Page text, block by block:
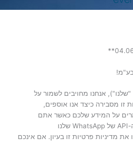
אנחנו מחויבים לשמור על
זו מסבירה כיצד אנו אוספים,
על המידע שלכם כאשר אתם
משתמשים באפליקציית ה-API של WhatsApp שלנו
מדיניות פרטיות זו בעיון. אם אינכם